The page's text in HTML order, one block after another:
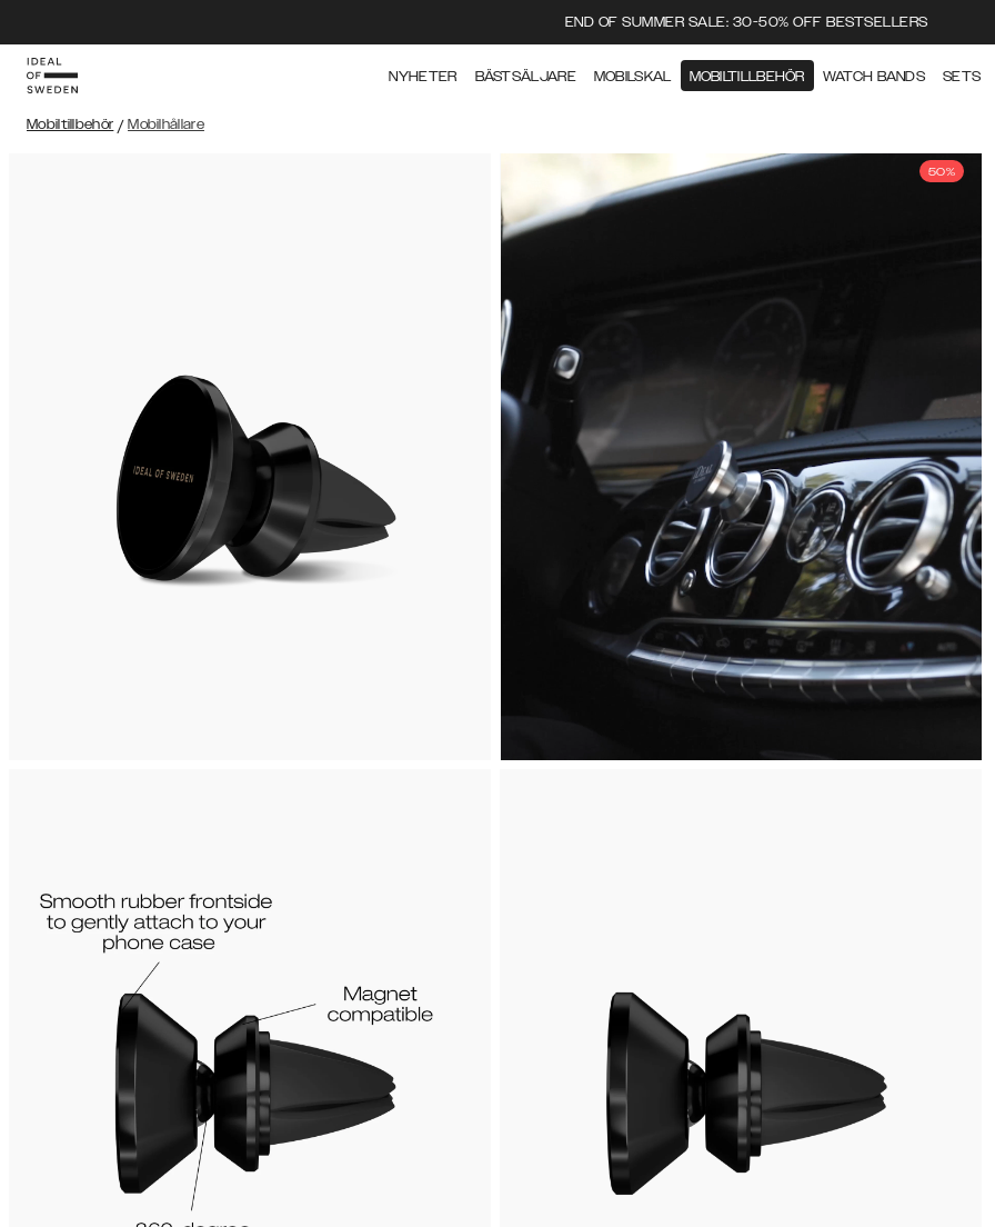
END OF SUMMER SALE: 30-50% OFF BESTSELLERS
NYHETER BÄSTSÄLJARE MOBILSKAL MOBILTILLBEHÖR WATCH BANDS SETS
Mobiltillbehör / Mobilhållare
50%